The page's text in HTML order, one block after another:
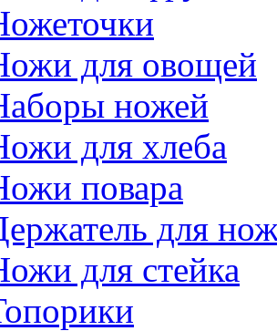
для овощей
ножей
для хлеба
повара
для
для стейка